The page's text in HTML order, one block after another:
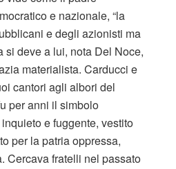
e nazionale, “la
e degli azionisti ma
si deve a lui, nota Del Noce,
materialista. Carducci e
cantori agli albori del
per anni il simbolo
e fuggente, vestito
per la patria oppressa,
Cercava fratelli nel passato